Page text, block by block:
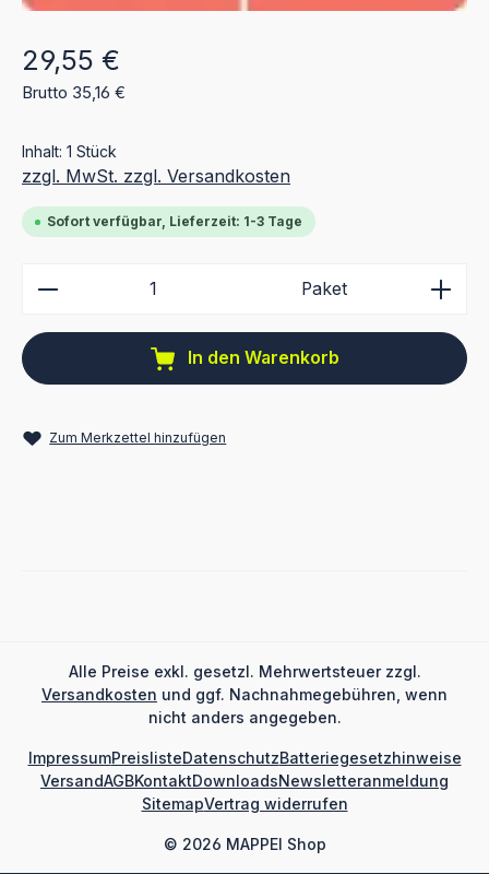
Regulärer Preis:
29,55 €
Brutto 35,16 €
Inhalt: 1 Stück
zzgl. MwSt. zzgl. Versandkosten
Sofort verfügbar, Lieferzeit: 1-3 Tage
Produkt Anzahl: Gib den gewünschten Wert ein
Paket
In den Warenkorb
Zum Merkzettel hinzufügen
Alle Preise exkl. gesetzl. Mehrwertsteuer zzgl.
Versandkosten und ggf. Nachnahmegebühren, wenn
nicht anders angegeben.
© 2026 MAPPEI Shop
ImpressumPreislisteDatenschutzBatteriegesetzhinweise
VersandAGBKontaktDownloadsNewsletteranmeldung
SitemapVertrag widerrufen